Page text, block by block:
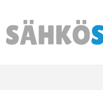
Päävalikko